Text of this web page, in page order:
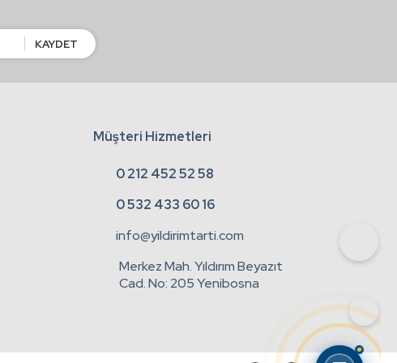
KAYDET
Müşteri Hizmetleri
0 212 452 52 58
0 532 433 60 16
info@yildirimtarti.com
Merkez Mah. Yıldırım Beyazıt
Cad. No: 205 Yenibosna